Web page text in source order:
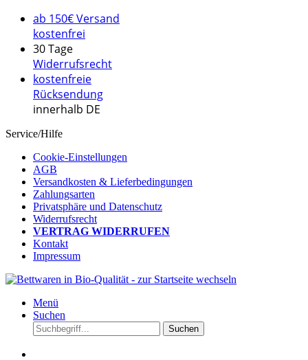
ab 150€ Versand
kostenfrei
30 Tage
Widerrufsrecht
kostenfreie
Rücksendung
innerhalb DE
Service/Hilfe
Cookie-Einstellungen
AGB
Versandkosten & Lieferbedingungen
Zahlungsarten
Privatsphäre und Datenschutz
Widerrufsrecht
VERTRAG WIDERRUFEN
Kontakt
Impressum
Menü
Suchen
Suchen